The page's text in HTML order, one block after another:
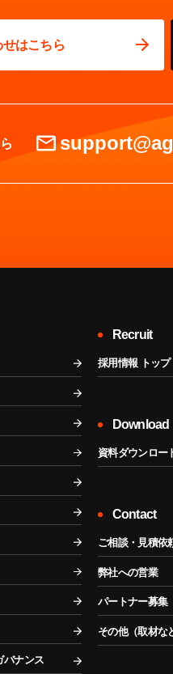
はこちら
バナンス
Recruit
採用情報 トップ
Download
資料ダウンロー
Contact
ご相談・見積依
弊社への営業
パートナー募集
その他（取材な